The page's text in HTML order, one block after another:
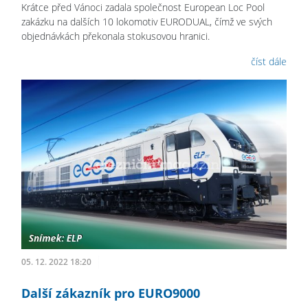
Krátce před Vánoci zadala společnost European Loc Pool
zakázku na dalších 10 lokomotiv EURODUAL, čímž ve svých
objednávkách překonala stokusovou hranici.
číst dále
05. 12. 2022 18:20
Další zákazník pro EURO9000